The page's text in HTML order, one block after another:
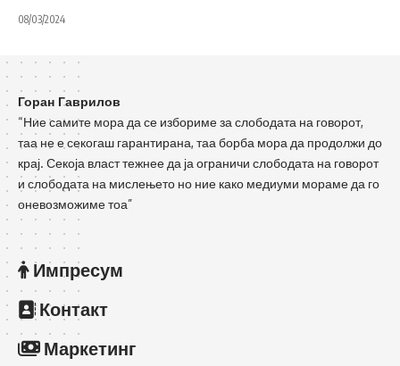
08/03/2024
Горан Гаврилов
“Ние самите мора да се избориме за слободата на говорот,
таа не е секогаш гарантирана, таа борба мора да продолжи до
крај. Секоја власт тежнее да ја ограничи слободата на говорот
и слободата на мислењето но ние како медиуми мораме да го
оневозможиме тоа”
Импресум
Контакт
Маркетинг